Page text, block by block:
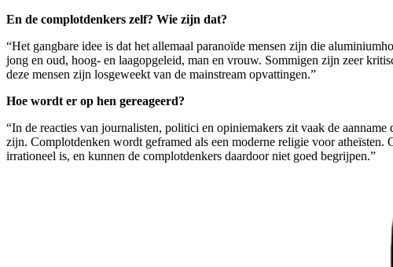
En de complotdenkers zelf? Wie zijn dat?
“Het gangbare idee is dat het allemaal paranoïde mensen zijn die
jong en oud, hoog- en laagopgeleid, man en vrouw. Sommigen zijn zeer
deze mensen zijn losgeweekt van de mainstream opvattingen.”
Hoe wordt er op hen gereageerd?
“In de reacties van journalisten, politici en opiniemakers zit vaak de
zijn. Complotdenken wordt geframed als een moderne religie voor
irrationeel is, en kunnen de complotdenkers daardoor niet goed begrijpen.”